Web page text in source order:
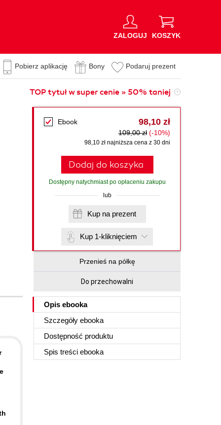
ZALOGUJ KOSZYK
Pobierz aplikację Bony Podaruj prezent
TOP tytuł w super cenie » 50% taniej
Ebook 98,10 zł
109,00 zł (-10%)
98,10 zł najniższa cena z 30 dni
Dodaj do koszyka
Dostępny natychmiast po opłaceniu zakupu
lub
Kup na prezent
Kup 1-kliknięciem
Przenieś na półkę
Do przechowalni
Opis ebooka
Szczegóły ebooka
Dostępność produktu
Spis treści ebooka